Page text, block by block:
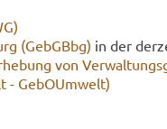
(GebGBbg) in der
von
- Ge­bO­Um­welt)